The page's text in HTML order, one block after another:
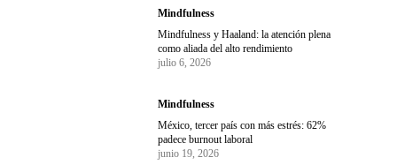
Mindfulness
Mindfulness y Haaland: la atención plena
como aliada del alto rendimiento
julio 6, 2026
Mindfulness
México, tercer país con más estrés: 62%
padece burnout laboral
junio 19, 2026